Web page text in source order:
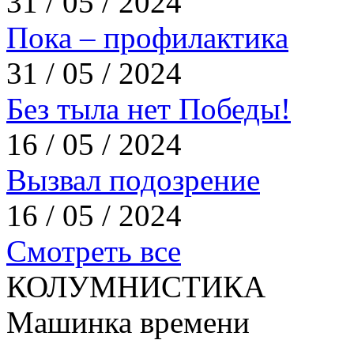
Пока – профилактика
31 / 05 / 2024
Без тыла нет Победы!
16 / 05 / 2024
Вызвал подозрение
16 / 05 / 2024
Смотреть все
КОЛУМНИСТИКА
Машинка времени